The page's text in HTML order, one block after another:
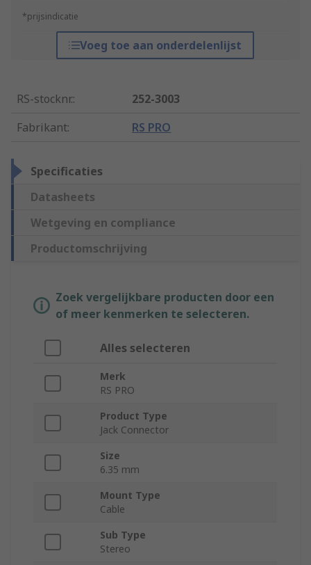
*prijsindicatie
Voeg toe aan onderdelenlijst
RS-stocknr.:
252-3003
Fabrikant: RS PRO
Specificaties
Datasheets
Wetgeving en compliance
Productomschrijving
Zoek vergelijkbare producten door een
of meer kenmerken te selecteren.
Alles selecteren
Merk
RS PRO
Product Type
Jack Connector
Size
6.35 mm
Mount Type
Cable
Sub Type
Stereo